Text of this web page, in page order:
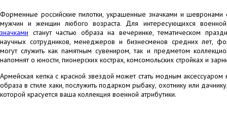
Форменные российские пилотки, украшенные значками и шевронами
мужчин и женщин любого возраста. Для интересующихся
значками станут частью образа на вечеринке, тематическом
научных сотрудников, менеджеров и бизнесменов средних лет,
могут служить как памятным сувениром, так и предметом
напомнят о юности, пионерских кострах, комсомольских стройках и
Армейская кепка с красной звездой может стать модным аксессуаром
образа в стиле хаки, послужить подарком рыбаку, охотнику или
которой красуется ваша коллекция военной атрибутики.